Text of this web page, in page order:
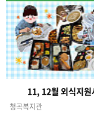
11, 12월 외식지원
청곡복지관